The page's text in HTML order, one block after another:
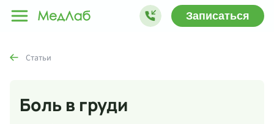
Записаться
Статьи
Боль в груди